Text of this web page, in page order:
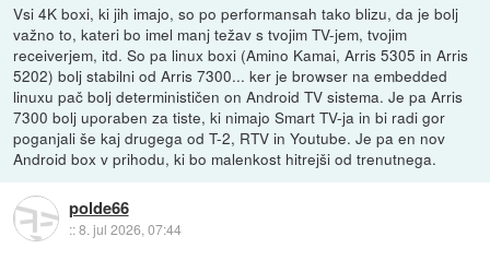
Vsi 4K boxi, ki jih imajo, so po performansah tako blizu, da je bolj
važno to, kateri bo imel manj težav s tvojim TV-jem, tvojim
receiverjem, itd. So pa linux boxi (Amino Kamai, Arris 5305 in Arris
5202) bolj stabilni od Arris 7300... ker je browser na embedded
linuxu pač bolj determinističen on Android TV sistema. Je pa Arris
7300 bolj uporaben za tiste, ki nimajo Smart TV-ja in bi radi gor
poganjali še kaj drugega od T-2, RTV in Youtube. Je pa en nov
Android box v prihodu, ki bo malenkost hitrejši od trenutnega.
polde66
::8. jul 2026, 07:44